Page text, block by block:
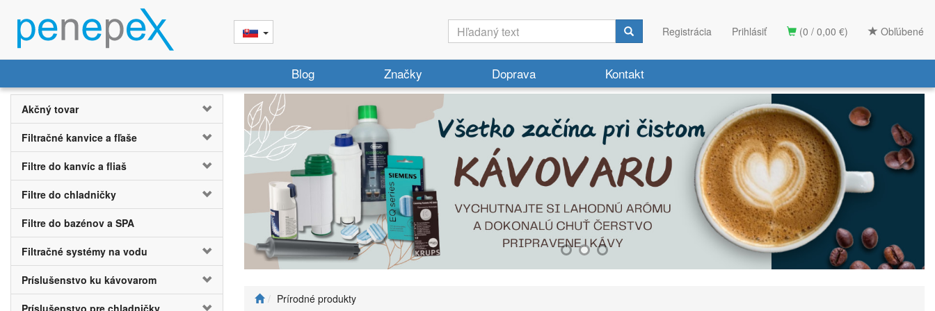
(0 / 0,00 €) Obľúbené
Registrácia Prihlásiť
Blog Značky Doprava Kontakt
Akčný tovar
Filtračné kanvice a fľaše
Filtre do kanvíc a fliaš
Filtre do chladničky
Filtre do bazénov a SPA
Filtračné systémy na vodu
Príslušenstvo ku kávovarom
Príslušenstvo pre chladničky
Prírodné produkty